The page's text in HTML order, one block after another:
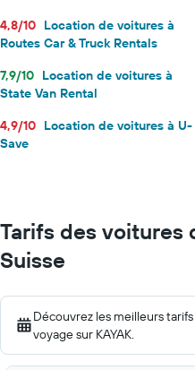
4,8/10 Location de voitures à
Routes Car & Truck Rentals
7,9/10 Location de voitures à
State Van Rental
4,9/10 Location de voitures à U-
Save
Tarifs des voitures
Suisse
Découvrez les meilleurs
voyage sur KAYAK.